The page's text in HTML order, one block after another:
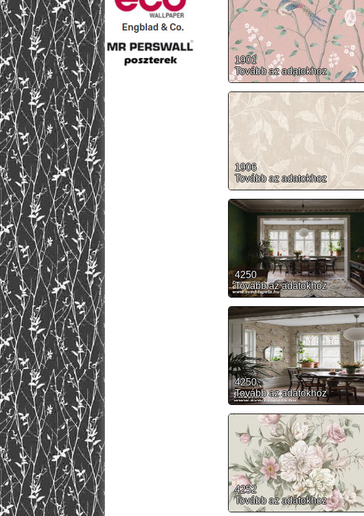
1901
Tovább az adatokhoz
1906
Tovább az adatokhoz
4250
Tovább az adatokhoz
4250
Tovább az adatokhoz
4252
Tovább az adatokhoz